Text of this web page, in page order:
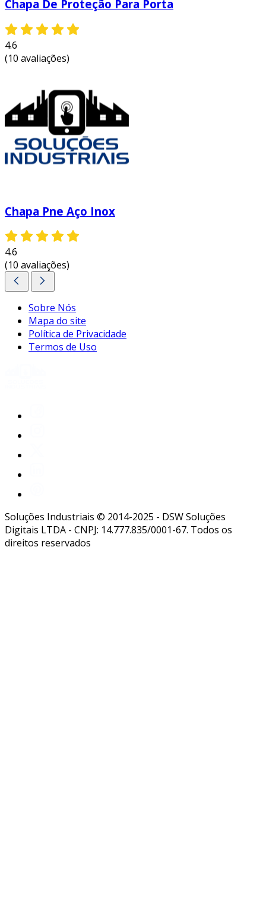
Chapa De Proteção Para Porta
4.6
(10 avaliações)
Chapa Pne Aço Inox
4.6
(10 avaliações)
Sobre Nós
Mapa do site
Política de Privacidade
Termos de Uso
Soluções Industriais © 2014-2025 - DSW Soluções
Digitais LTDA - CNPJ: 14.777.835/0001-67. Todos os
direitos reservados